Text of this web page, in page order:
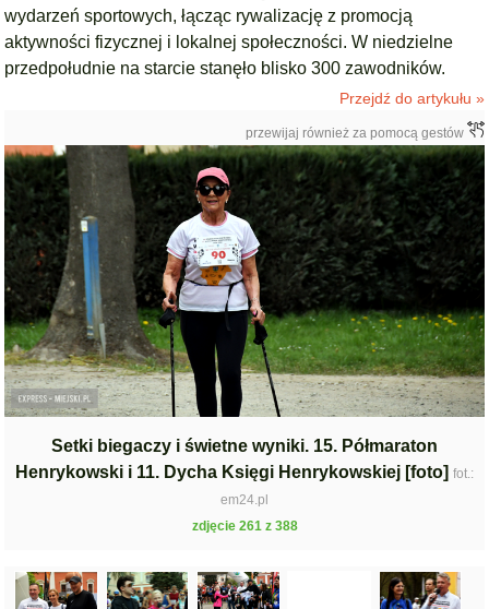
wydarzeń sportowych, łącząc rywalizację z promocją
aktywności fizycznej i lokalnej społeczności. W niedzielne
przedpołudnie na starcie stanęło blisko 300 zawodników.
Przejdź do artykułu »
przewijaj również za pomocą gestów
Setki biegaczy i świetne wyniki. 15. Półmaraton
Henrykowski i 11. Dycha Księgi Henrykowskiej [foto] fot.:
em24.pl
zdjęcie 261 z 388